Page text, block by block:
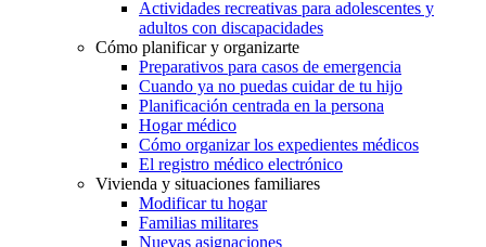
Actividades recreativas para adolescentes y
adultos con discapacidades
Cómo planificar y organizarte
Preparativos para casos de emergencia
Cuando ya no puedas cuidar de tu hijo
Planificación centrada en la persona
Hogar médico
Cómo organizar los expedientes médicos
El registro médico electrónico
Vivienda y situaciones familiares
Modificar tu hogar
Familias militares
Nuevas asignaciones